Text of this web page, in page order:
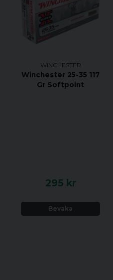
WINCHESTER
Winchester 25-35 117
Gr Softpoint
295 kr
Bevaka